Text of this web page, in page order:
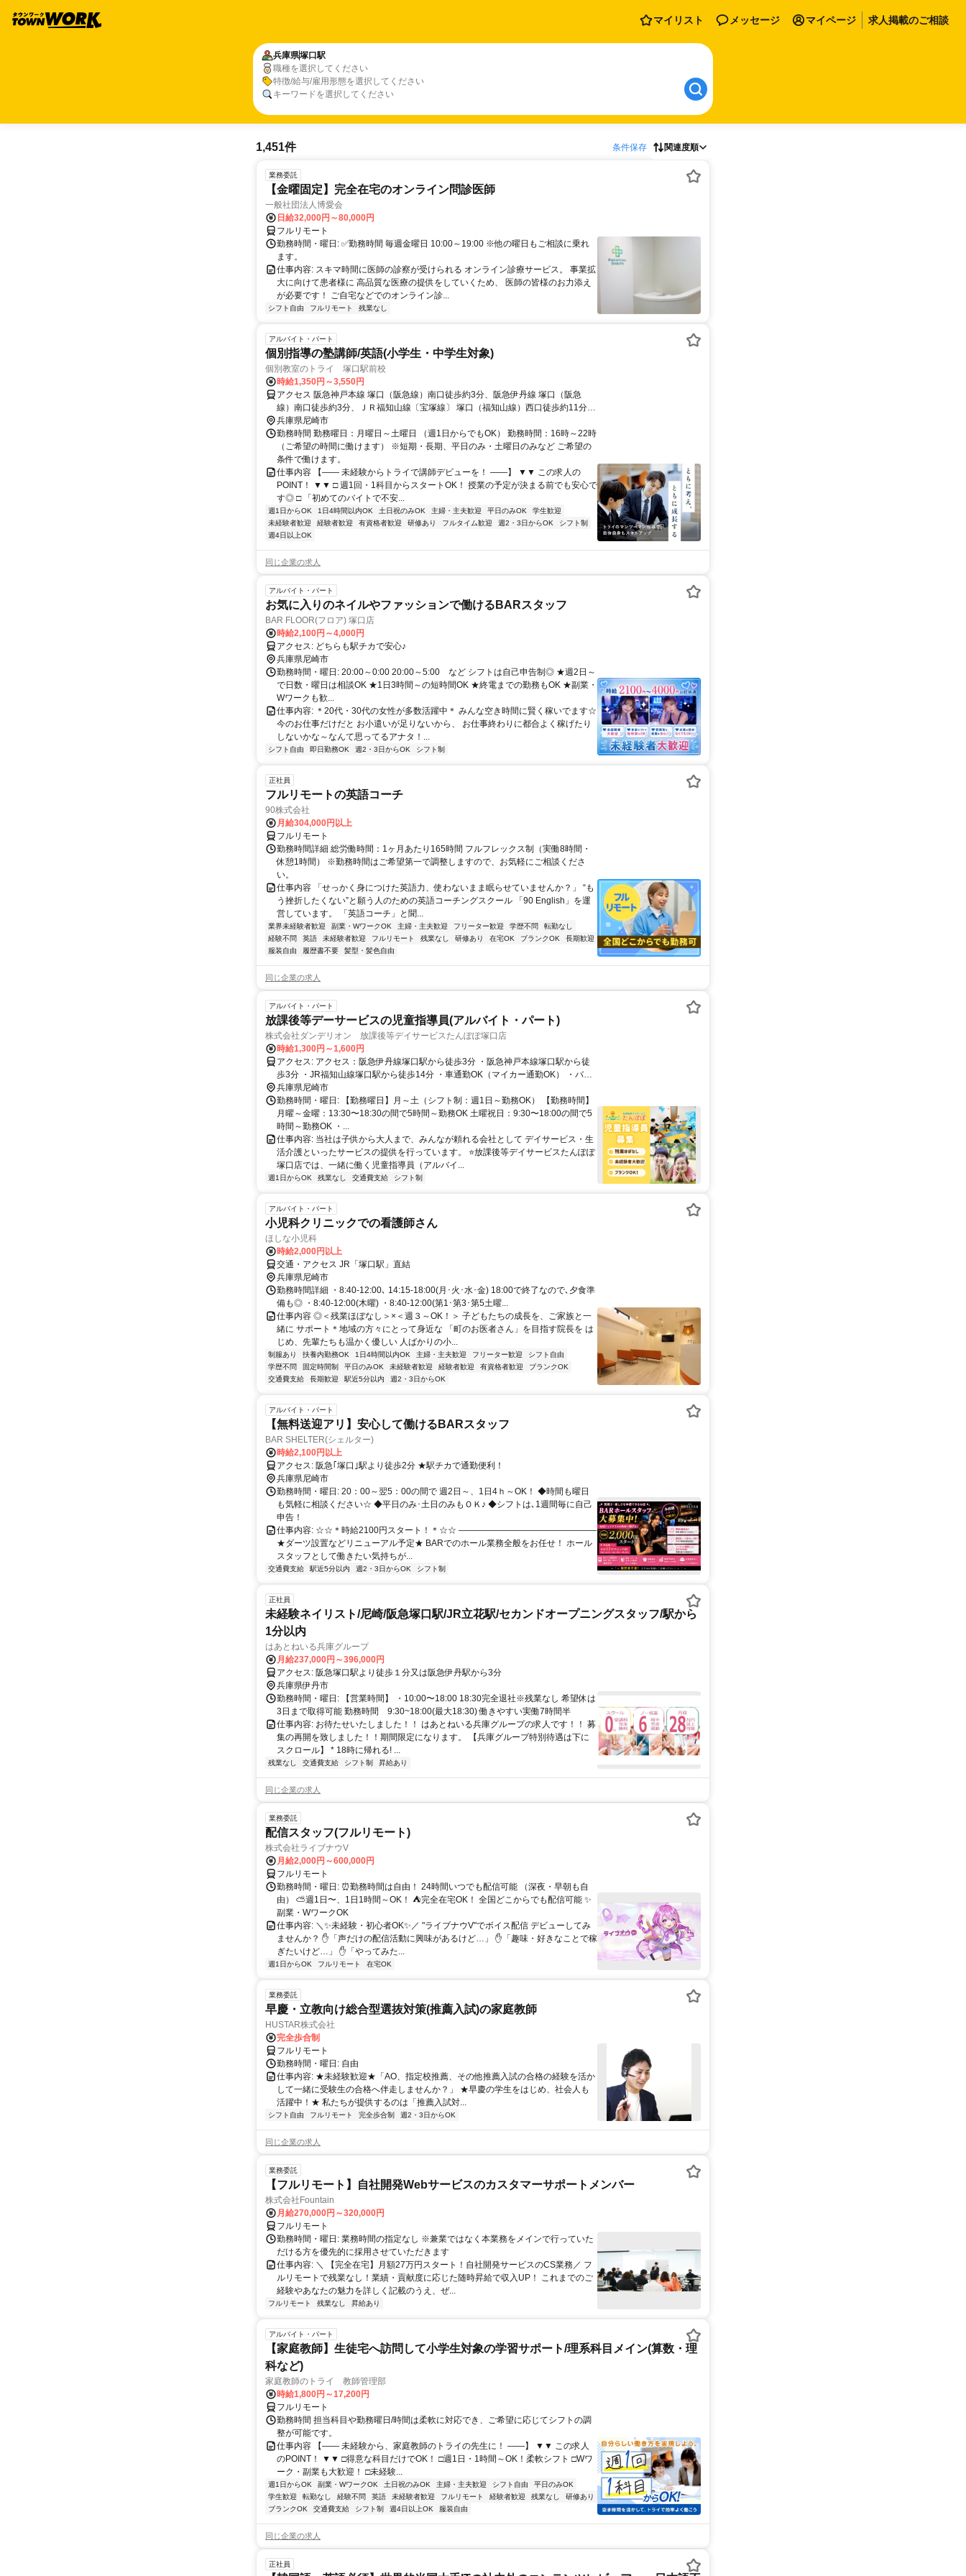
マイリスト メッセージ マイページ 求人掲載のご相談
兵庫県塚口駅
職種を選択してください
特徴/給与/雇用形態を選択してください
キーワードを選択してください
1,451件 条件保存 関連度順
業務委託
【金曜固定】完全在宅のオンライン問診医師
一般社団法人博愛会
日給32,000円～80,000円
フルリモート
勤務時間・曜日: ✅勤務時間 毎週金曜日 10:00～19:00 ※他の曜日もご相談に乗れ
ます。
仕事内容: スキマ時間に医師の診察が受けられる オンライン診療サービス。 事業拡
大に向けて患者様に 高品質な医療の提供をしていくため、 医師の皆様のお力添え
が必要です！ ご自宅などでのオンライン診...
シフト自由 フルリモート 残業なし
アルバイト・パート
個別指導の塾講師/英語(小学生・中学生対象)
個別教室のトライ 塚口駅前校
時給1,350円～3,550円
アクセス 阪急神戸本線 塚口（阪急線）南口徒歩約3分、阪急伊丹線 塚口（阪急
線）南口徒歩約3分、ＪＲ福知山線〔宝塚線〕 塚口（福知山線）西口徒歩約11分
阪急/塚口駅徒歩３分
兵庫県尼崎市
勤務時間 勤務曜日：月曜日～土曜日 （週1日からでもOK） 勤務時間：16時～22時
（ご希望の時間に働けます） ※短期・長期、平日のみ・土曜日のみなど ご希望の
条件で働けます。
仕事内容 【―― 未経験からトライで講師デビューを！ ――】 ▼▼ この求人の
POINT！ ▼▼ □ 週1回・1科目からスタートOK！ 授業の予定が決まる前でも安心で
す◎ □ 「初めてのバイトで不安...
週1日からOK 1日4時間以内OK 土日祝のみOK 主婦・主夫歓迎 平日のみOK
学生歓迎
未経験者歓迎
経験者歓迎 有資格者歓迎 研修あり フルタイム歓迎 週2・3日からOK
シフト制
週4日以上OK
同じ企業の求人
アルバイト・パート
お気に入りのネイルやファッションで働けるBARスタッフ
BAR FLOOR(フロア) 塚口店
時給2,100円～4,000円
アクセス: どちらも駅チカで安心♪
兵庫県尼崎市
勤務時間・曜日: 20:00～0:00 20:00～5:00 など シフトは自己申告制◎ ★週2日～
で日数・曜日は相談OK ★1日3時間～の短時間OK ★終電までの勤務もOK ★副業・
Wワークも歓...
仕事内容: ＊20代・30代の女性が多数活躍中＊ みんな空き時間に賢く稼いでます☆
今のお仕事だけだと お小遣いが足りないから、 お仕事終わりに都合よく稼げたり
しないかな～なんて思ってるアナタ！...
シフト自由 即日勤務OK 週2・3日からOK シフト制
正社員
フルリモートの英語コーチ
90株式会社
月給304,000円以上
フルリモート
勤務時間詳細 総労働時間：1ヶ月あたり165時間 フルフレックス制（実働8時間・
休憩1時間） ※勤務時間はご希望第一で調整しますので、お気軽にご相談くださ
い。
仕事内容 「せっかく身につけた英語力、使わないまま眠らせていませんか？」 “も
う挫折したくない”と願う人のための英語コーチングスクール 「90 English」を運
営しています。 「英語コーチ」と聞...
業界未経験者歓迎 副業・WワークOK 主婦・主夫歓迎 フリーター歓迎 学歴不問
転勤なし
経験不問
英語 未経験者歓迎 フルリモート 残業なし 研修あり 在宅OK ブランクOK
長期歓迎
服装自由
履歴書不要 髪型・髪色自由
同じ企業の求人
アルバイト・パート
放課後等デーサービスの児童指導員(アルバイト・パート)
株式会社ダンデリオン 放課後等デイサービスたんぽぽ塚口店
時給1,300円～1,600円
アクセス: アクセス：阪急伊丹線塚口駅から徒歩3分 ・阪急神戸本線塚口駅から徒
歩3分 ・JR福知山線塚口駅から徒歩14分 ・車通勤OK（マイカー通勤OK） ・バイ
ク通勤OK ・自転車通勤OK
兵庫県尼崎市
勤務時間・曜日: 【勤務曜日】月～土（シフト制：週1日～勤務OK） 【勤務時間】
月曜～金曜：13:30〜18:30の間で5時間～勤務OK 土曜祝日：9:30〜18:00の間で5
時間～勤務OK ・...
仕事内容: 当社は子供から大人まで、みんなが頼れる会社として デイサービス・生
活介護といったサービスの提供を行っています。 ⭐放課後等デイサービスたんぽぽ
塚口店では、一緒に働く児童指導員（アルバイ...
週1日からOK 残業なし 交通費支給 シフト制
アルバイト・パート
小児科クリニックでの看護師さん
ほしな小児科
時給2,000円以上
交通・アクセス JR「塚口駅」直結
兵庫県尼崎市
勤務時間詳細 ・8:40-12:00､ 14:15-18:00(月･火･水･金) 18:00で終了なので､夕食準
備も◎ ・8:40-12:00(木曜) ・8:40-12:00(第1･第3･第5土曜...
仕事内容 ◎＜残業ほぼなし＞×＜週３～OK！＞ 子どもたちの成長を、ご家族と一
緒に サポート＊地域の方々にとって身近な 「町のお医者さん」を目指す院長を は
じめ、先輩たちも温かく優しい 人ばかりの小...
制服あり 扶養内勤務OK 1日4時間以内OK 主婦・主夫歓迎 フリーター歓迎
シフト自由
学歴不問
固定時間制 平日のみOK 未経験者歓迎 経験者歓迎 有資格者歓迎
ブランクOK
交通費支給
長期歓迎 駅近5分以内 週2・3日からOK
アルバイト・パート
【無料送迎アリ】安心して働けるBARスタッフ
BAR SHELTER(シェルター)
時給2,100円以上
アクセス: 阪急｢塚口｣駅より徒歩2分 ★駅チカで通勤便利！
兵庫県尼崎市
勤務時間・曜日: 20：00～翌5：00の間で 週2日～、1日4ｈ～OK！ ◆時間も曜日
も気軽に相談ください☆ ◆平日のみ･土日のみもＯＫ♪ ◆シフトは､1週間毎に自己
申告！
仕事内容: ☆☆＊時給2100円スタート！＊☆☆ ――――――――――――――――
★ダーツ設置などリニューアル予定★ BARでのホール業務全般をお任せ！ ホール
スタッフとして働きたい気持ちが...
交通費支給 駅近5分以内 週2・3日からOK シフト制
正社員
未経験ネイリスト/尼崎/阪急塚口駅/JR立花駅/セカンドオープニングスタッフ/駅から
1分以内
はあとねいる兵庫グループ
月給237,000円～396,000円
アクセス: 阪急塚口駅より徒歩１分又は阪急伊丹駅から3分
兵庫県伊丹市
勤務時間・曜日: 【営業時間】 ・10:00〜18:00 18:30完全退社※残業なし 希望休は
3日まで取得可能 勤務時間 9:30~18:00(最大18:30) 働きやすい実働7時間半
仕事内容: お待たせいたしました！！ はあとねいる兵庫グループの求人です！！ 募
集の再開を致しました！！期間限定になります。 【兵庫グループ特別待遇は下に
スクロール】 * 18時に帰れる! ...
残業なし 交通費支給 シフト制 昇給あり
同じ企業の求人
業務委託
配信スタッフ(フルリモート)
株式会社ライブナウV
月給2,000円～600,000円
フルリモート
勤務時間・曜日: ⏰勤務時間は自由！ 24時間いつでも配信可能 （深夜・早朝も自
由） ⛅週1日〜、1日1時間～OK！ ⛺完全在宅OK！ 全国どこからでも配信可能 ✨
副業・WワークOK
仕事内容: ＼✨未経験・初心者OK✨／ "ライブナウV"でボイス配信 デビューしてみ
ませんか？ ✋「声だけの配信活動に興味があるけど…」 ✋「趣味・好きなことで稼
ぎたいけど…」 ✋「やってみた...
週1日からOK フルリモート 在宅OK
業務委託
早慶・立教向け総合型選抜対策(推薦入試)の家庭教師
HUSTAR株式会社
完全歩合制
フルリモート
勤務時間・曜日: 自由
仕事内容: ★未経験歓迎★「AO、指定校推薦、その他推薦入試の合格の経験を活か
して一緒に受験生の合格へ伴走しませんか？」 ★早慶の学生をはじめ、社会人も
活躍中！★ 私たちが提供するのは「推薦入試対...
シフト自由 フルリモート 完全歩合制 週2・3日からOK
同じ企業の求人
業務委託
【フルリモート】自社開発Webサービスのカスタマーサポートメンバー
株式会社Fountain
月給270,000円～320,000円
フルリモート
勤務時間・曜日: 業務時間の指定なし ※兼業ではなく本業務をメインで行っていた
だける方を優先的に採用させていただきます
仕事内容: ＼ 【完全在宅】月額27万円スタート！自社開発サービスのCS業務／ フ
ルリモートで残業なし！業績・貢献度に応じた随時昇給で収入UP！ これまでのご
経験やあなたの魅力を詳しく記載のうえ、ぜ...
フルリモート 残業なし 昇給あり
アルバイト・パート
【家庭教師】生徒宅へ訪問して小学生対象の学習サポート/理系科目メイン(算数・理
科など)
家庭教師のトライ 教師管理部
時給1,800円～17,200円
フルリモート
勤務時間 担当科目や勤務曜日/時間は柔軟に対応でき、ご希望に応じてシフトの調
整が可能です。
仕事内容 【―― 未経験から、家庭教師のトライの先生に！ ――】 ▼▼ この求人
のPOINT！ ▼▼ □得意な科目だけでOK！ □週1日・1時間～OK！柔軟シフト □Wワ
ーク・副業も大歓迎！ □未経験...
週1日からOK 副業・WワークOK 土日祝のみOK 主婦・主夫歓迎 シフト自由
平日のみOK
学生歓迎
転勤なし 経験不問 英語 未経験者歓迎 フルリモート 経験者歓迎 残業なし
研修あり
ブランクOK
交通費支給 シフト制 週4日以上OK 服装自由
同じ企業の求人
正社員